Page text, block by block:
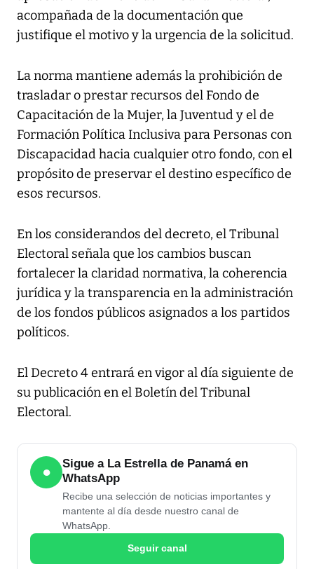
acompañada de la documentación que
justifique el motivo y la urgencia de la solicitud.
La norma mantiene además la prohibición de
trasladar o prestar recursos del Fondo de
Capacitación de la Mujer, la Juventud y el de
Formación Política Inclusiva para Personas con
Discapacidad hacia cualquier otro fondo, con el
propósito de preservar el destino específico de
esos recursos.
En los considerandos del decreto, el Tribunal
Electoral señala que los cambios buscan
fortalecer la claridad normativa, la coherencia
jurídica y la transparencia en la administración
de los fondos públicos asignados a los partidos
políticos.
El Decreto 4 entrará en vigor al día siguiente de
su publicación en el Boletín del Tribunal
Electoral.
●
Sigue a La Estrella de Panamá en
WhatsApp
Recibe una selección de noticias importantes y
mantente al día desde nuestro canal de
WhatsApp.
Seguir canal